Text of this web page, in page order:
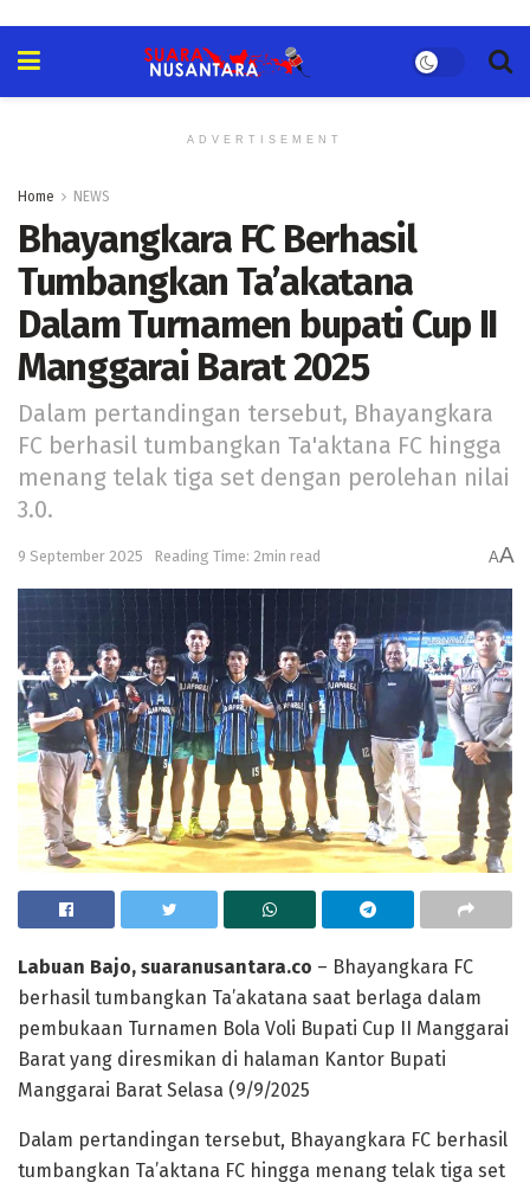
ADVERTISEMENT
Home NEWS
Bhayangkara FC Berhasil
Tumbangkan Ta’akatana
Dalam Turnamen bupati Cup II
Manggarai Barat 2025
Dalam pertandingan tersebut, Bhayangkara
FC berhasil tumbangkan Ta'aktana FC hingga
menang telak tiga set dengan perolehan nilai
3.0.
9 September 2025 Reading Time: 2min read AA
Labuan Bajo, suaranusantara.co – Bhayangkara FC
berhasil tumbangkan Ta’akatana saat berlaga dalam
pembukaan Turnamen Bola Voli Bupati Cup II Manggarai
Barat yang diresmikan di halaman Kantor Bupati
Manggarai Barat Selasa (9/9/2025
Dalam pertandingan tersebut, Bhayangkara FC berhasil
tumbangkan Ta’aktana FC hingga menang telak tiga set